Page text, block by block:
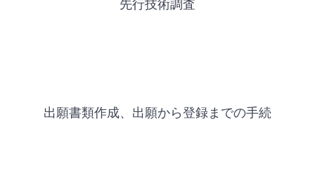
先行技術調査
出願書類作成、出願から登録までの手続